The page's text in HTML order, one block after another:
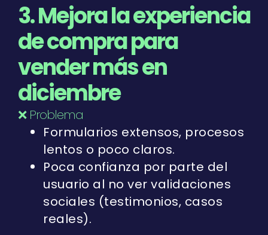
3. Mejora la experiencia
de compra para
vender más en
diciembre
❌ Problema
Formularios extensos, procesos
lentos o poco claros.
Poca confianza por parte del
usuario al no ver validaciones
sociales (testimonios, casos
reales).